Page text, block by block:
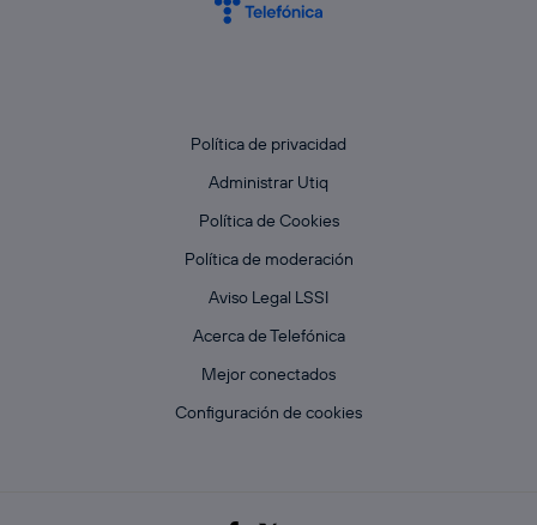
Política de privacidad
Administrar Utiq
Política de Cookies
Política de moderación
Aviso Legal LSSI
Acerca de Telefónica
Mejor conectados
Configuración de cookies